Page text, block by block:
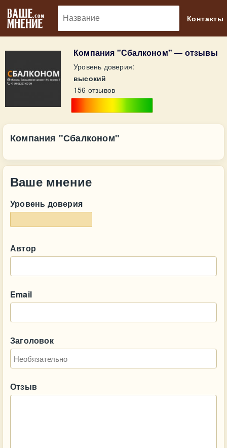
Контакты
Компания "Сбалконом" — отзывы
Уровень доверия:
высокий
156 отзывов
Компания "Сбалконом"
Ваше мнение
Уровень доверия
Автор
Email
Заголовок
Отзыв